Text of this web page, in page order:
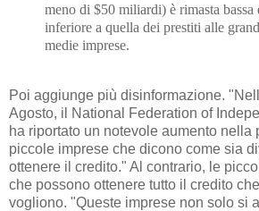
meno di $50 miliardi) è rimasta bassa
inferiore a quella dei prestiti alle
medie imprese.
Poi aggiunge più disinformazione.
Agosto, il National Federation of
ha riportato un notevole aumento nella
piccole imprese che dicono come sia
ottenere il credito." Al contrario, le
che possono ottenere tutto il credito
vogliono. "Queste imprese non solo si